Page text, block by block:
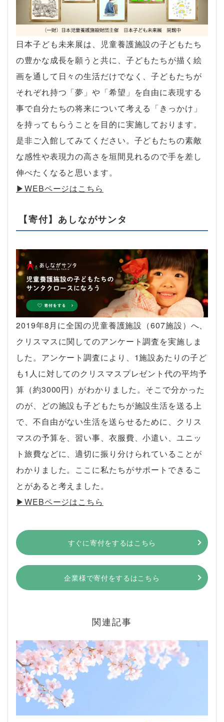
日本子ども未来展は、児童養護施設の子どもたち
の豊かな成長を願うと共に、子どもたちが描く絵
画を通して日々の生活だけでなく、子どもたちが
それぞれ持つ「夢」や「希望」を自由に表現する
事で自分たちの将来について考える「きっかけ」
を持ってもらうことを目的に実施しております。
是非ご入館してみてください。子どもたちの素敵
な感性や表現力の高さを垣間見れるので手を差し
伸べたくなると思います。
▶︎WEBページはこちら
【寄付】あしながサンタ
2019年8月に全国の児童養護施設（607施設）へ、
クリスマスに関してのアンケート調査を実施しま
した。アンケート調査により、1施設あたりの子ど
も1人に対してのクリスマスプレゼント代の平均予
算（約3000円）がわかりました。そこで分かった
のが、どの施設も子どもたちが施設生活を送る上
で、不自由がない生活を送らせるために、クリス
マスの予算を、習い事、衣服費、小遣い、ユニッ
ト旅費などに、適切に振り分けられていることが
わかりました。ここに私たちがサポートできるこ
とがあると考えました。
▶︎WEBページはこちら
すぐに寄付をするはこちら
企業様で寄付をするはこちら
関連記事